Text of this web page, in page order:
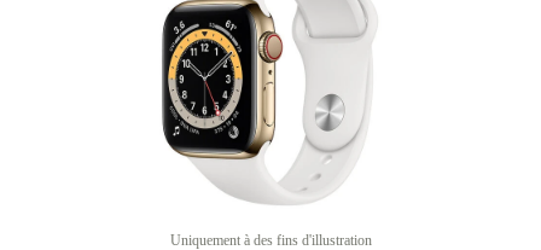
Uniquement à des fins d'illustration